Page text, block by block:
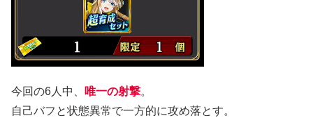
今回の6人中、 唯一の射撃。
自己バフと状態異常で一方的に攻め落とす。